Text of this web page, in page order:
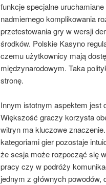
funkcje specjalne
nadmiernego komplikowania
przetestowania gry w wersji
środków. Polskie Kasyno
czemu użytkownicy mają
międzynarodowym. Taka
stronę.
Innym istotnym aspektem jest
Większość graczy korzysta
witryn ma kluczowe
kategoriami gier pozostaje
że sesja może rozpocząć się
pracy czy w podróży
jednym z głównych